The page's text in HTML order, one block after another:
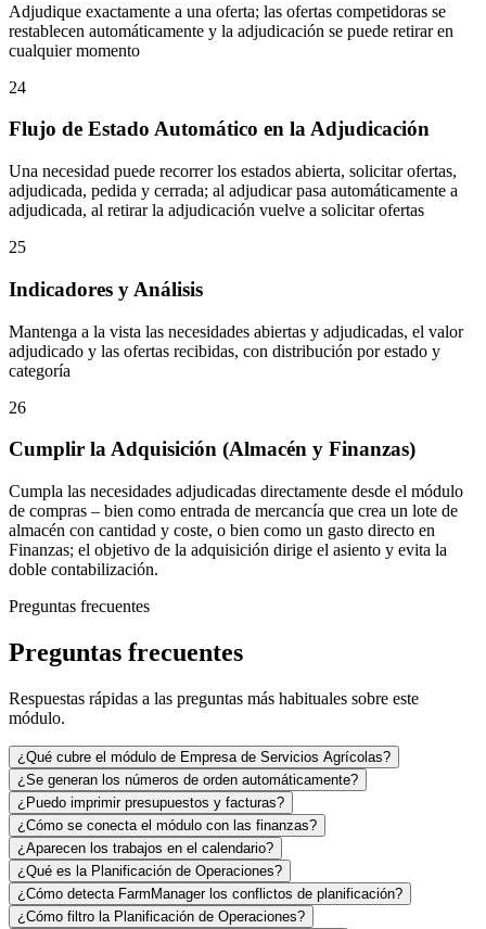
Adjudique exactamente a una oferta; las ofertas competidoras se
restablecen automáticamente y la adjudicación se puede retirar en
cualquier momento
24
Flujo de Estado Automático en la Adjudicación
Una necesidad puede recorrer los estados abierta, solicitar ofertas,
adjudicada, pedida y cerrada; al adjudicar pasa automáticamente a
adjudicada, al retirar la adjudicación vuelve a solicitar ofertas
25
Indicadores y Análisis
Mantenga a la vista las necesidades abiertas y adjudicadas, el valor
adjudicado y las ofertas recibidas, con distribución por estado y
categoría
26
Cumplir la Adquisición (Almacén y Finanzas)
Cumpla las necesidades adjudicadas directamente desde el módulo
de compras – bien como entrada de mercancía que crea un lote de
almacén con cantidad y coste, o bien como un gasto directo en
Finanzas; el objetivo de la adquisición dirige el asiento y evita la
doble contabilización.
Preguntas frecuentes
Preguntas frecuentes
Respuestas rápidas a las preguntas más habituales sobre este
módulo.
¿Qué cubre el módulo de Empresa de Servicios Agrícolas?
¿Se generan los números de orden automáticamente?
¿Puedo imprimir presupuestos y facturas?
¿Cómo se conecta el módulo con las finanzas?
¿Aparecen los trabajos en el calendario?
¿Qué es la Planificación de Operaciones?
¿Cómo detecta FarmManager los conflictos de planificación?
¿Cómo filtro la Planificación de Operaciones?